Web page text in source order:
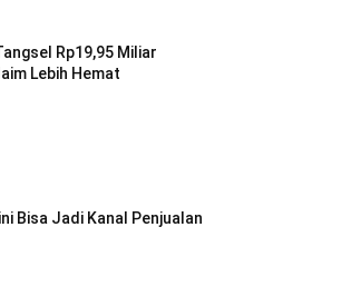
Rp19,95 Miliar
Lebih Hemat
Bisa Jadi Kanal Penjualan